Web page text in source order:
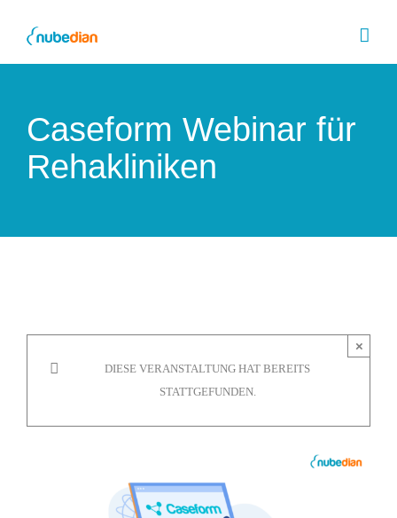
Caseform Webinar für
Rehakliniken
DIESE VERANSTALTUNG HAT BEREITS
STATTGEFUNDEN.
×